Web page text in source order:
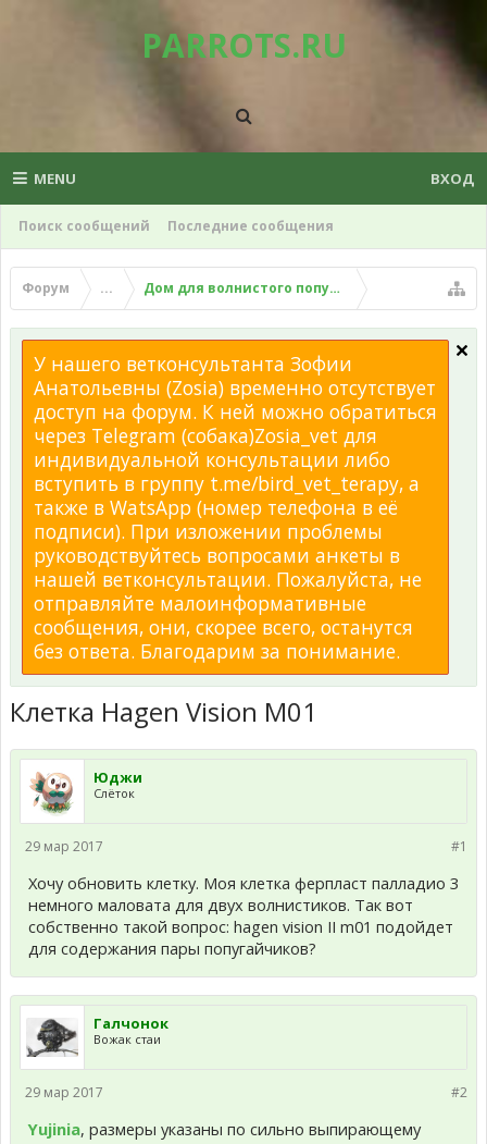
PARROTS.RU
MENU
Поиск сообщений Последние сообщения
ВХОД
Форум ... Дом для волнистого попугая
У нашего ветконсультанта Зофии
Анатольевны (Zosia) временно отсутствует
доступ на форум. К ней можно обратиться
через Telegram (собака)Zosia_vet для
индивидуальной консультации либо
вступить в группу t.me/bird_vet_terapy, а
также в WatsApp (номер телефона в её
подписи). При изложении проблемы
руководствуйтесь вопросами анкеты в
нашей ветконсультации. Пожалуйста, не
отправляйте малоинформативные
сообщения, они, скорее всего, останутся
без ответа. Благодарим за понимание.
Клетка Hagen Vision M01
Юджи
Слёток
#1
29 мар 2017
Хочу обновить клетку. Моя клетка ферпласт палладио 3
немного маловата для двух волнистиков. Так вот
собственно такой вопрос: hagen vision II m01 подойдет
для содержания пары попугайчиков?
Галчонок
Вожак стаи
#2
29 мар 2017
Yujinia, размеры указаны по сильно выпирающему